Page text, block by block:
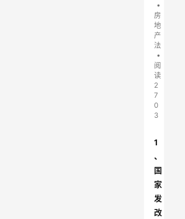
•
房
地
产
法
•
阅
读
2
7
0
3
1
、
国
家
发
改